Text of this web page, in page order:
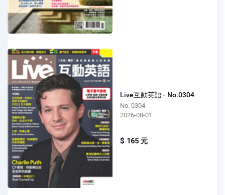
Live互動英語 - No.0304
No. 0304
2026-08-01
$ 165 元